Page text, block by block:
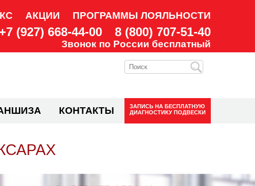
АКЦИИ ПРОГРАММЫ ЛОЯЛЬНОСТИ
+7 (927) 668-44-00 8 (800) 707-51-40
Звонок по России бесплатный
КОНТАКТЫ ЗАПИСЬ НА БЕСПЛАТНУЮ
ДИАГНОСТИКУ ПОДВЕСКИ